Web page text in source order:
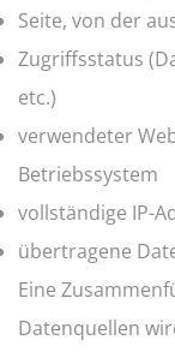
Seite, von der
Zugriffsstatus
etc.)
verwendeter
Betriebssystem
vollständige IP-
übertragene
Eine
Datenquellen